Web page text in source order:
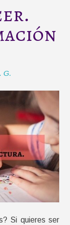
G.
Si quieres ser